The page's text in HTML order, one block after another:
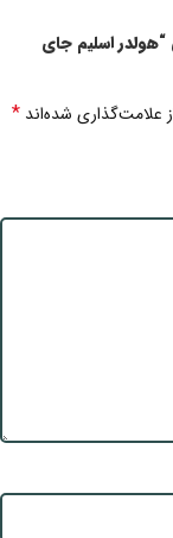
“هولدر اسلیم جای
علامت‌گذاری شده‌اند *